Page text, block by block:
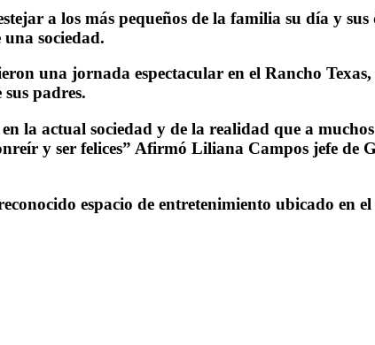
a los más pequeños de la familia su día y
sociedad.
una jornada espectacular en el Rancho
padres.
la actual sociedad y de la realidad que a
y ser felices” Afirmó Liliana Campos jefe de
espacio de entretenimiento ubicado